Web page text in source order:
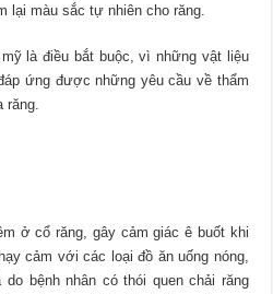
lại màu sắc tự nhiên cho răng.
là điều bắt buộc, vì những vật liệu
ứng được những yêu cầu về thẩm
ở cổ răng, gây cảm giác ê buốt khi
cảm với các loại đồ ăn uống nóng,
do bệnh nhân có thói quen chải răng